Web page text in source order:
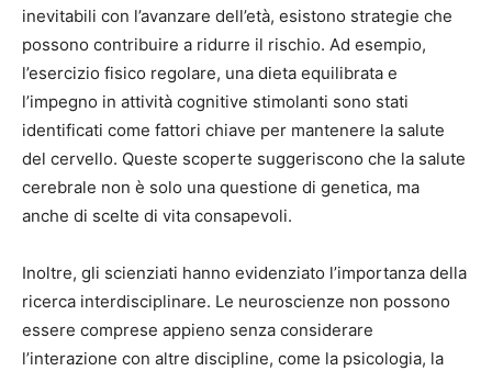
inevitabili con l’avanzare dell’età, esistono strategie che
possono contribuire a ridurre il rischio. Ad esempio,
l’esercizio fisico regolare, una dieta equilibrata e
l’impegno in attività cognitive stimolanti sono stati
identificati come fattori chiave per mantenere la salute
del cervello. Queste scoperte suggeriscono che la salute
cerebrale non è solo una questione di genetica, ma
anche di scelte di vita consapevoli.
Inoltre, gli scienziati hanno evidenziato l’importanza della
ricerca interdisciplinare. Le neuroscienze non possono
essere comprese appieno senza considerare
l’interazione con altre discipline, come la psicologia, la